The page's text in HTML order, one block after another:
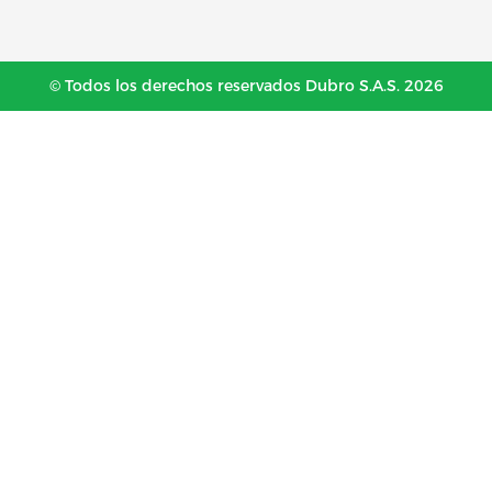
© Todos los derechos reservados Dubro S.A.S. 2026